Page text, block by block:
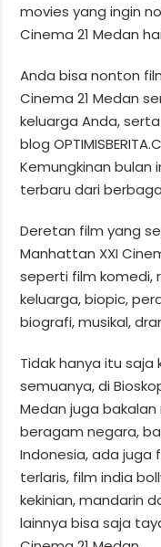
movies yang ingin
Cinema 21 Medan
Anda bisa nonton
Cinema 21 Medan
keluarga Anda,
blog
Kemungkinan bulan
terbaru dari
Deretan film yang
Manhattan XXI
seperti film komedi,
keluarga, biopic,
biografi, musikal,
Tidak hanya itu saja
semuanya, di
Medan juga
beragam negara,
Indonesia, ada juga
terlaris, film india
kekinian, mandarin
lainnya bisa saja